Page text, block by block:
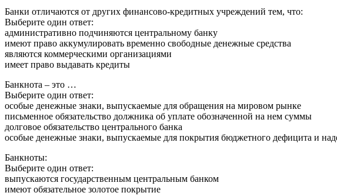
Банки отличаются от других финансово-кредитных учреждений тем, что:
Выберите один ответ:
административно подчиняются центральному банку
имеют право аккумулировать временно свободные денежные средства
являются коммерческими организациями
имеет право выдавать кредиты
Банкнота – это …
Выберите один ответ:
особые денежные знаки, выпускаемые для обращения на мировом рынке
письменное обязательство должника об уплате обозначенной на нем суммы
долговое обязательство центрального банка
особые денежные знаки, выпускаемые для покрытия бюджетного дефицита и
Банкноты:
Выберите один ответ:
выпускаются государственным центральным банком
имеют обязательное золотое покрытие